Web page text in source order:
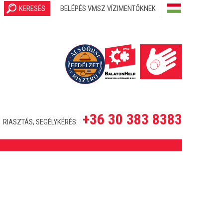
KERESÉS BELÉPÉS VMSZ VÍZIMENTŐKNEK
RIASZTÁS, SEGÉLYKÉRÉS: +36 30 383 8383